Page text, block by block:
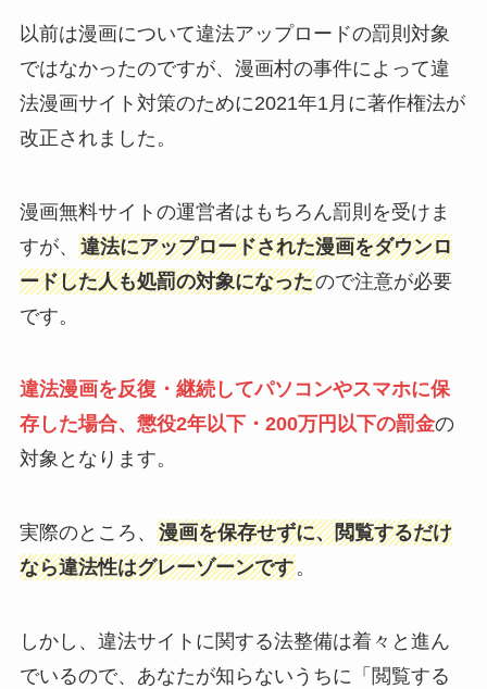
以前は漫画について違法アップロードの罰則対象
ではなかったのですが、漫画村の事件によって違
法漫画サイト対策のために2021年1月に著作権法が
改正されました。
漫画無料サイトの運営者はもちろん罰則を受けま
すが、 違法にアップロードされた漫画をダウンロ
ードした人も処罰の対象になったので注意が必要
です。
違法漫画を反復・継続してパソコンやスマホに保
存した場合、懲役2年以下・200万円以下の罰金の
対象となります。
実際のところ、 漫画を保存せずに、閲覧するだけ
なら違法性はグレーゾーンです。
しかし、違法サイトに関する法整備は着々と進ん
でいるので、あなたが知らないうちに「閲覧する